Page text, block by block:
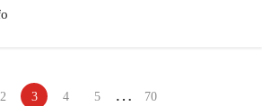
2 3 4 5 … 70